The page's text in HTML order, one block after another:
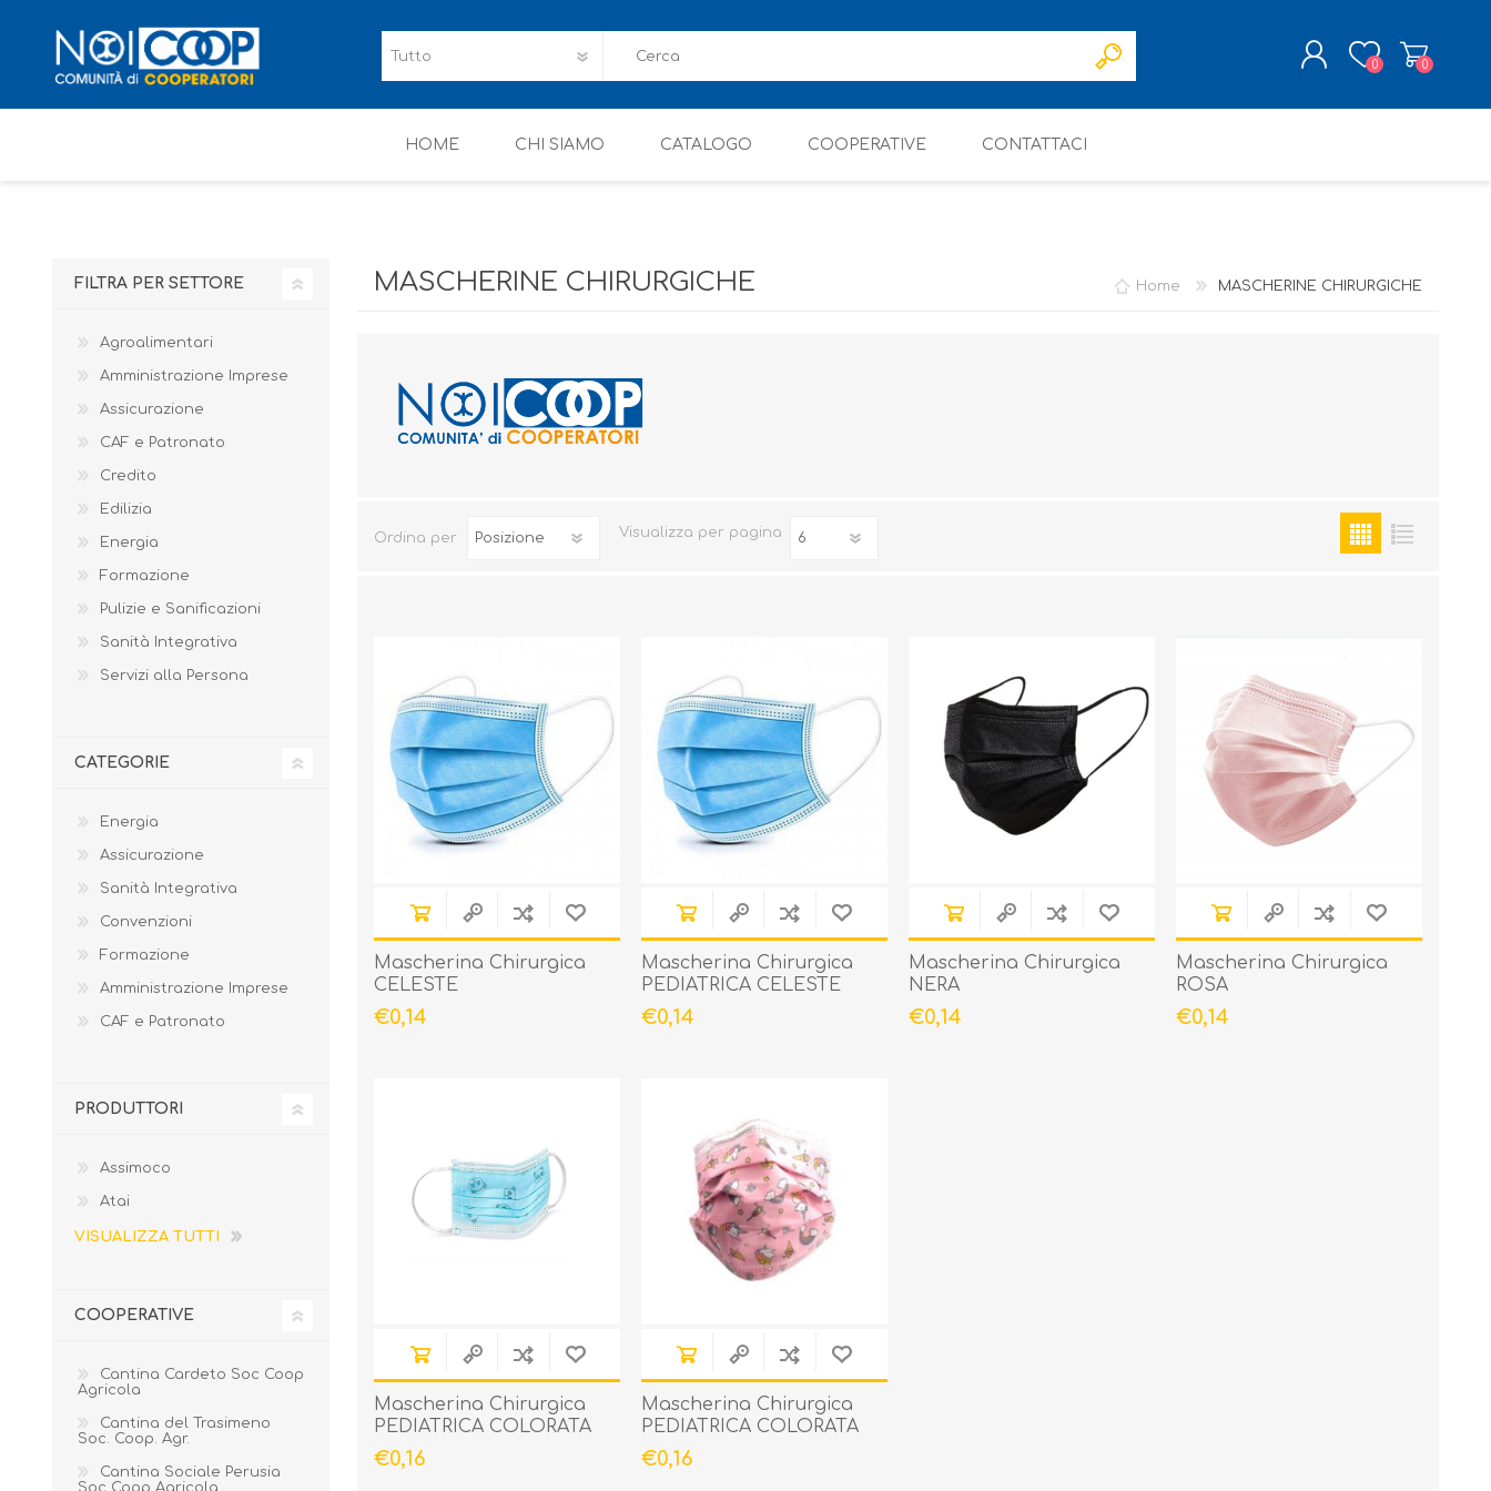
0 0
HOME CHI SIAMO CATALOGO COOPERATIVE CONTATTACI
MASCHERINE CHIRURGICHE Home MASCHERINE CHIRURGICHE
Ordina per Visualizza per pagina
Mascherina Chirurgica
CELESTE
€0,14
Mascherina Chirurgica
PEDIATRICA CELESTE
€0,14
Mascherina Chirurgica
NERA
€0,14
Mascherina Chirurgica
ROSA
€0,14
Mascherina Chirurgica
PEDIATRICA COLORATA
BAMBINO
€0,16
Mascherina Chirurgica
PEDIATRICA COLORATA
BAMBINA
€0,16
FILTRA PER SETTORE
Agroalimentari
Amministrazione Imprese
Assicurazione
CAF e Patronato
Credito
Edilizia
Energia
Formazione
Pulizie e Sanificazioni
Sanità Integrativa
Servizi alla Persona
CATEGORIE
Energia
Assicurazione
Sanità Integrativa
Convenzioni
Formazione
Amministrazione Imprese
CAF e Patronato
PRODUTTORI
Assimoco
Atai
VISUALIZZA TUTTI
COOPERATIVE
Cantina Cardeto Soc Coop
Agricola
Cantina del Trasimeno
Soc. Coop. Agr.
Cantina Sociale Perusia
Soc Coop Agricola